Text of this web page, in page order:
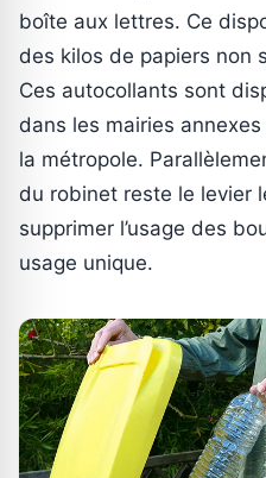
boîte aux lettres. Ce
des kilos de papiers non
Ces autocollants sont
dans les mairies
la métropole.
du robinet reste le levier
supprimer l’usage des
usage unique.